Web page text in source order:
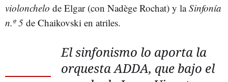
violonchelo de Elgar (con Nadège Rochat) y laSinfonía
n.º 5 de Chaikovski en atriles.
El sinfonismo lo aporta la
orquesta ADDA, que bajo el